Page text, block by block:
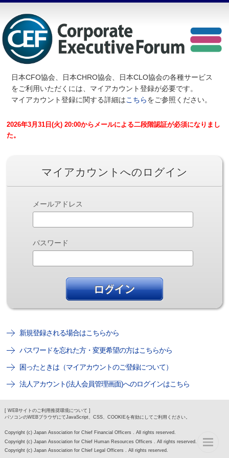
日本CFO協会、日本CHRO協会、日本CLO協会の各種サービス
をご利用いただくには、マイアカウント登録が必要です。
マイアカウント登録に関する詳細はこちらをご参照ください。
2026年3月31日(火) 20:00からメールによる二段階認証が必須になりまし
た。
マイアカウントへのログイン
メールアドレス
パスワード
新規登録される場合はこちらから
パスワードを忘れた方・変更希望の方はこちらから
困ったときは（マイアカウントのご登録について）
法人アカウント(法人会員管理画面)へのログインはこちら
[ WEBサイトのご利用推奨環境について ]
パソコンのWEBブラウザにてJavaScript、CSS、COOKIEを有効にしてご利用ください。
Copyright (c) Japan Association for Chief Financial Officers . All rights reserved.
Copyright (c) Japan Association for Chief Human Resources Officers . All rights reserved.
Copyright (c) Japan Association for Chief Legal Officers . All rights reserved.